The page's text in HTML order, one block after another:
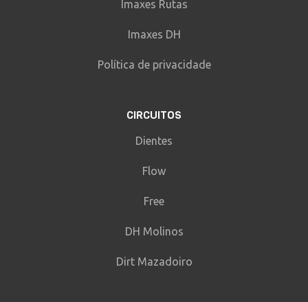
Imaxes Rutas
Imaxes DH
Política de privacidade
CIRCUITOS
Dientes
Flow
Free
DH Molinos
Dirt Mazadoiro